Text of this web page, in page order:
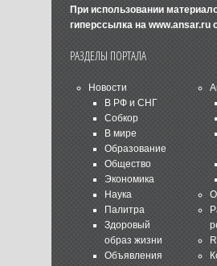
При использовании
гиперссылка на www.ansar.ru
РАЗДЕЛЫ ПОРТАЛА
Новости
В РФ и СНГ
Собкор
В мире
Образование
Общество
Экономика
Наука
Палитра
Здоровый
образ жизни
Объявления
О